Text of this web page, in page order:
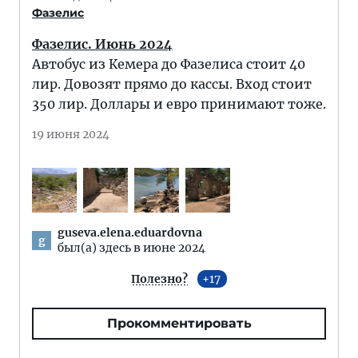
Фазелис
Фазелис. Июнь 2024
Автобус из Кемера до Фазелиса стоит 40
лир. Довозят прямо до кассы. Вход стоит
350 лир. Доллары и евро принимают тоже.
19 июня 2024
g
guseva.elena.eduardovna
был(а) здесь в июне 2024
Полезно? 17
Прокомментировать